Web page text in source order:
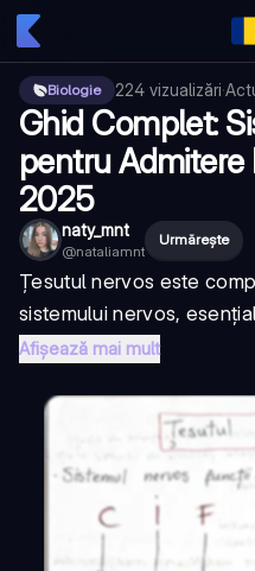
Biologie 224 vizualizări·
Ghid Complet:
pentru
2025
naty_mnt
@nataliamnt
Urmărește
Țesutul nervos este
sistemului nervos,
Afișează mai mult